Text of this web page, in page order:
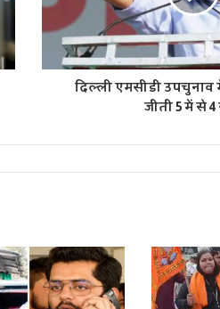
दिल्ली एमसीडी
जीती 5 में से